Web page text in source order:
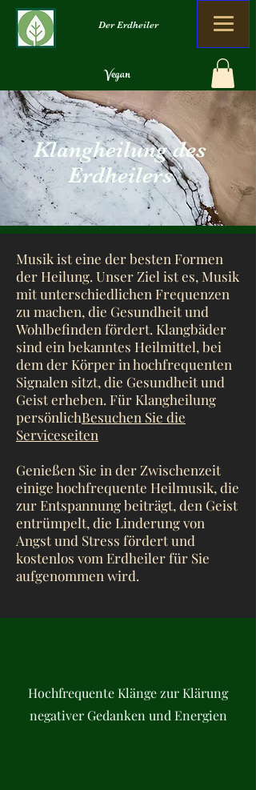
Der Erdheiler
Vegan
Organisch
Kein Verlust
Klangheilung des
Erdheilers
Musik ist eine der besten Formen
der Heilung. Unser Ziel ist es, Musik
mit unterschiedlichen Frequenzen
zu machen, die Gesundheit und
Wohlbefinden fördert. Klangbäder
sind ein bekanntes Heilmittel, bei
dem der Körper in hochfrequenten
Signalen sitzt, die Gesundheit und
Geist erheben. Für Klangheilung
persönlichBesuchen Sie die
Serviceseiten
Genießen Sie in der Zwischenzeit
einige hochfrequente Heilmusik, die
zur Entspannung beiträgt, den Geist
entrümpelt, die Linderung von
Angst und Stress fördert und
kostenlos vom Erdheiler für Sie
aufgenommen wird.
Hochfrequente Klänge zur Klärung
negativer Gedanken und Energien